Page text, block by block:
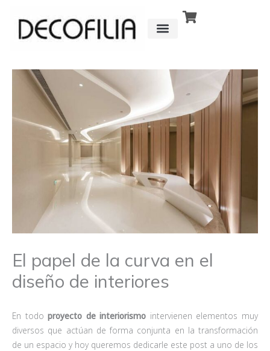
contenido
El papel de la curva en el
diseño de interiores
En todo proyecto de interiorismo intervienen elementos muy
diversos que actúan de forma conjunta en la transformación
de un espacio y hoy queremos dedicarle este post a uno de los